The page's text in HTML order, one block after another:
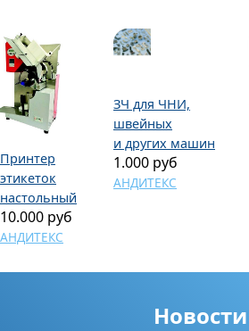
Принтер
этикеток
настольный
10.000 руб
АНДИТЕКС
ЗЧ для ЧНИ,
швейных
и других машин
1.000 руб
АНДИТЕКС
Новости